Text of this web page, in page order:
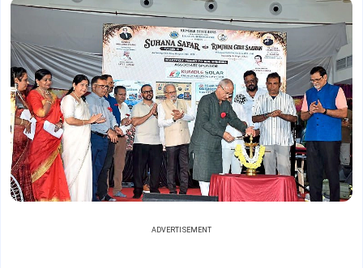
ADVERTISEMENT